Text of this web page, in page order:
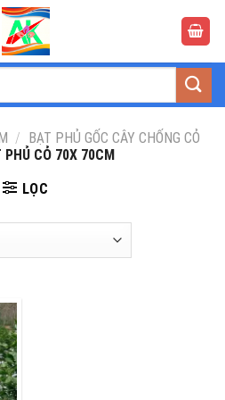
/ BẠT PHỦ GỐC CÂY CHỐNG CỎ
PHỦ CỎ 70X 70CM
LỌC